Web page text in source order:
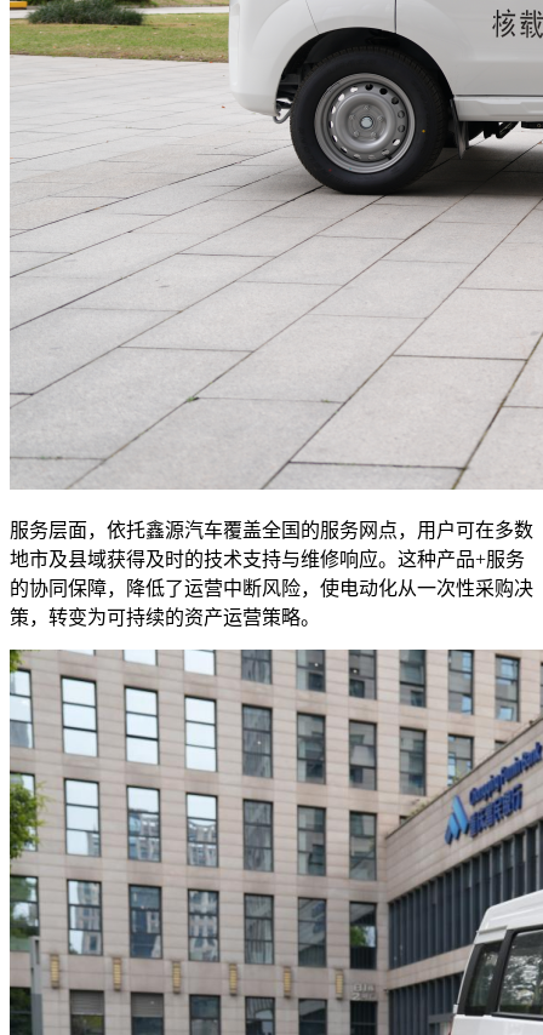
服务层面，依托鑫源汽车覆盖全国的服务网点，用户可在多数
地市及县域获得及时的技术支持与维修响应。这种产品+服务
的协同保障，降低了运营中断风险，使电动化从一次性采购决
策，转变为可持续的资产运营策略。